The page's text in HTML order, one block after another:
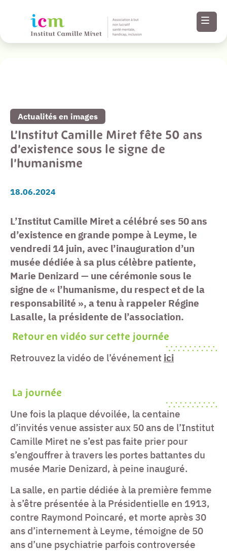
Paramètres
d’accessibilité
Contenu
Revenir à la liste de toutes nos actualités
Actualités en images
L’Institut Camille Miret fête 50 ans
d’existence sous le signe de
l’humanisme
18.06.2024
L’Institut Camille Miret a célébré ses 50 ans
d’existence en grande pompe à Leyme, le
vendredi 14 juin, avec l’inauguration d’un
musée dédiée à sa plus célèbre patiente,
Marie Denizard — une cérémonie sous le
signe de « l’humanisme, du respect et de la
responsabilité », a tenu à rappeler Régine
Lasalle, la présidente de l’association.
Retour en vidéo sur cette journée
Retrouvez la vidéo de l’événement ici
La journée
Une fois la plaque dévoilée, la centaine
d’invités venue assister aux 50 ans de l’Institut
Camille Miret ne s’est pas faite prier pour
s’engouffrer à travers les portes battantes du
musée Marie Denizard, à peine inauguré.
La salle, en partie dédiée à la première femme
à s’être présentée à la Présidentielle en 1913,
contre Raymond Poincaré, et morte après 30
ans d’internement à Leyme, témoigne de 50
ans d’une psychiatrie parfois controversée